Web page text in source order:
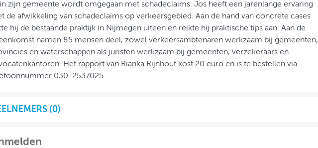
zijn gemeente wordt omgegaan met schadeclaims. Jos heeft een jarenlange ervaring
de afwikkeling van schadeclaims op verkeersgebied. Aan de hand van concrete cases
hij de bestaande praktijk in Nijmegen uiteen en reikte hij praktische tips aan. Aan de
namen 85 mensen deel, zowel verkeersambtenaren werkzaam bij gemeenten,
en waterschappen als juristen werkzaam bij gemeenten, verzekeraars en
Het rapport van Rianka Rijnhout kost 20 euro en is te bestellen via
030-2537025.
(0)